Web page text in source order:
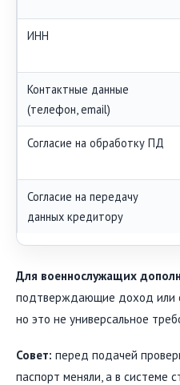
ИНН
Контактные данные
(телефон, email)
Согласие на обработку ПД
Согласие на передачу
данных кредитору
Для военнослужащих
подтверждающие доход или
но это не универсальное
Совет: перед подачей
паспорт меняли, а в системе